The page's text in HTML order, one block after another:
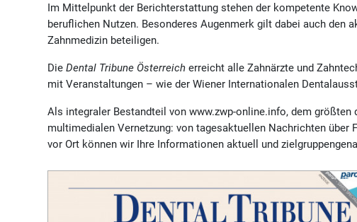
Im Mittelpunkt der Berichterstattung stehen der kompetente
beruflichen Nutzen. Besonderes Augenmerk gilt dabei auch den
Zahnmedizin beteiligen.
DieDental Tribune Österreich erreicht alle Zahnärzte und
mit Veranstaltungen – wie der Wiener Internationalen
Als integraler Bestandteil von www.zwp-online.info, dem
multimedialen Vernetzung: von tagesaktuellen Nachrichten
vor Ort können wir Ihre Informationen aktuell und